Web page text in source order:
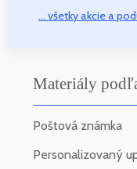
... všetky akcie a
Materiály
Poštová známka
Personalizovaný